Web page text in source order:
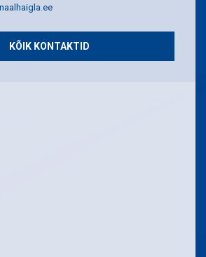
KÕIK KONTAKTID